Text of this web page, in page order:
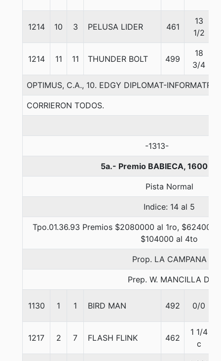
1214 10 3 PELUSA LIDER 461
13
1/2
1214 11 11 THUNDER BOLT 499
18
3/4
OPTIMUS, C.A., 10. EDGY DIPLOMAT-
CORRIERON TODOS.
-1313-
5a.- Premio BABIECA, 1600
Pista Normal
Indice: 14 al 5
Tpo.01.36.93 Premios $2080000 al 1ro, $624000
$104000 al 4to
Prop. LA CAMPANA
Prep. W. MANCILLA D.
1130 1 1 BIRD MAN 492 0/0
1217 2 7 FLASH FLINK 462
1 1/4
c